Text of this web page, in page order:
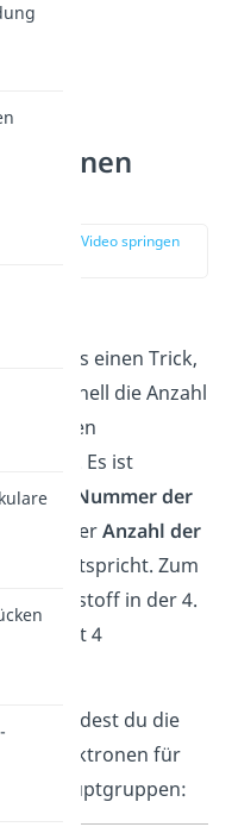
zur Stelle im Video springen
der
gibt es einen Trick,
schnell die Anzahl
kannst. Es ist
die
Nummer der
auch derAnzahl der
entspricht. Zum
Kohlenstoff in der 4.
und hat 4
findest du die
für
der Hauptgruppen: